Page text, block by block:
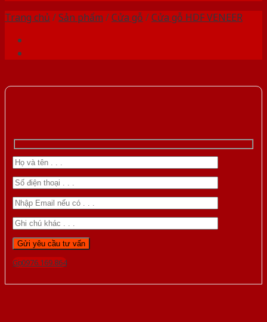
Trang chủ /Sản phẩm /Cửa gỗ /Cửa gỗ HDF VENEER
Gọi 0976.169.864